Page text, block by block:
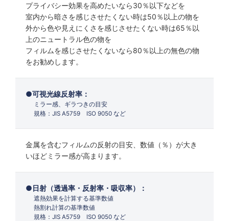
プライバシー効果を高めたいなら30％以下などを
室内から暗さを感じさせたくない時は50％以上の物を
外から色や見えにくさを感じさせたくない時は65％以
上のニュートラル色の物を
フィルムを感じさせたくないなら80％以上の無色の物
をお勧めします。
可視光線反射率：
ミラー感、ギラつきの目安
規格：JIS A5759 ISO 9050 など
金属を含むフィルムの反射の目安、数値（％）が大き
いほどミラー感が高まります。
日射（透過率・反射率・吸収率）：
遮熱効果を計算する基準数値
熱割れ計算の基準数値
規格：JIS A5759 ISO 9050 など